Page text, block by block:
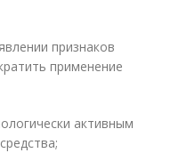
признаков
применение
активным